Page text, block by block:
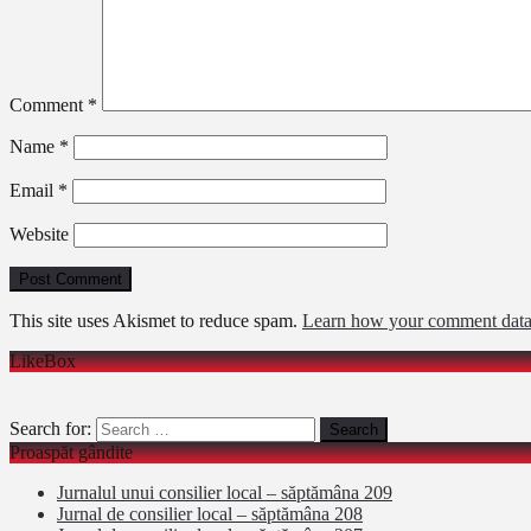
Comment *
Name *
Email *
Website
This site uses Akismet to reduce spam. Learn how your comment
LikeBox
Search for:
Proaspăt gândite
Jurnalul unui consilier local – săptămâna 209
Jurnal de consilier local – săptămâna 208